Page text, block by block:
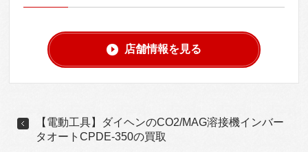
店舗情報を見る
【電動工具】ダイヘンのCO2/MAG溶接機インバー
タオートCPDE-350の買取